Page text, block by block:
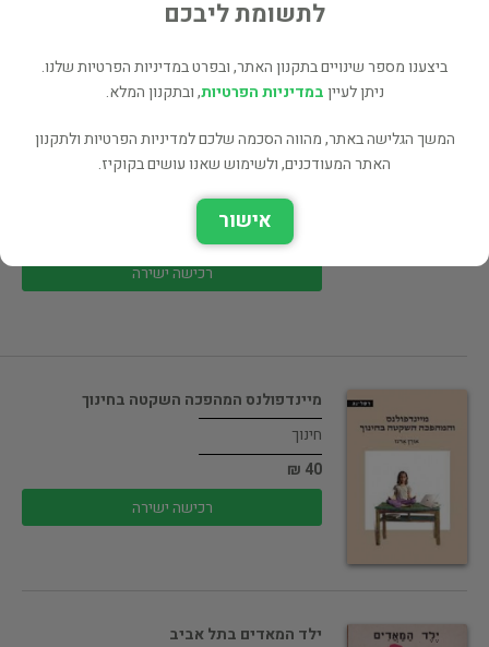
אוצר הספרות / קראקא 1889 /…
יהדות ומחשבת ישראל
רכישה ישירה
מיינדפולנס המהפכה השקטה בחינוך
חינוך
40 ₪
רכישה ישירה
ילד המאדים בתל אביב
לתשומת ליבכם
ביצענו מספר שינויים בתקנון האתר, ובפרט במדיניות הפרטיות שלנו.
ניתן לעייןבמדיניות הפרטיות, ובתקנון המלא.
המשך הגלישה באתר, מהווה הסכמה שלכם למדיניות הפרטיות ולתקנון
האתר המעודכנים, ולשימוש שאנו עושים בקוקיז.
אישור